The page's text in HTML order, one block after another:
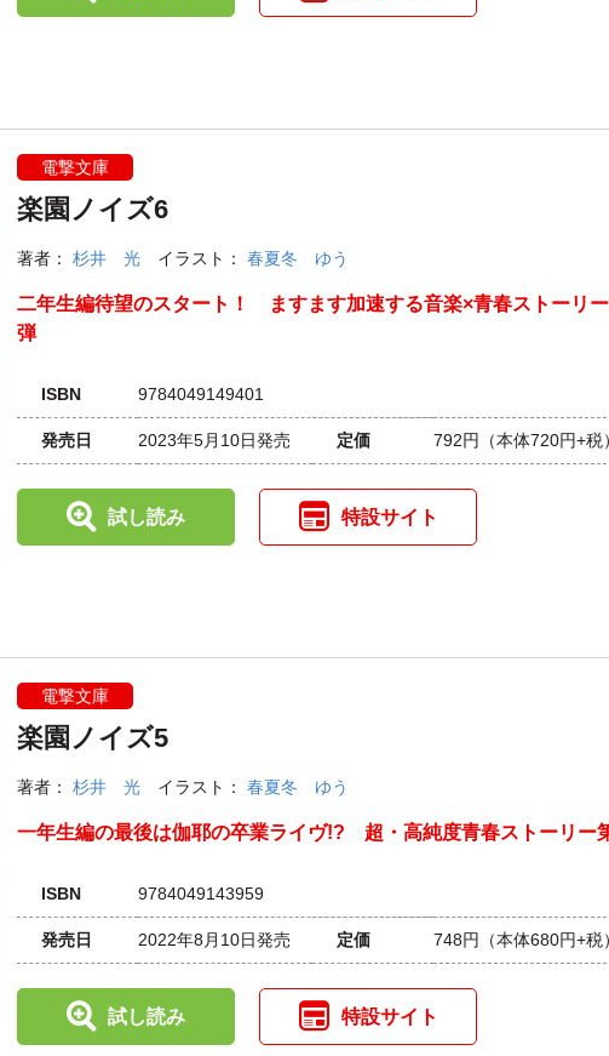
電撃文庫
楽園ノイズ6
著者： 杉井 光 イラスト： 春夏冬 ゆう
二年生編待望のスタート！ ますます加速する音楽×青春ストーリ
弾
ISBN 9784049149401
発売日 2023年5月10日発売 定価 792円 （本体720円+税
試し読み 特設サイト
電撃文庫
楽園ノイズ5
著者： 杉井 光 イラスト： 春夏冬 ゆう
一年生編の最後は伽耶の卒業ライヴ!? 超・高純度青春ストーリー
ISBN 9784049143959
発売日 2022年8月10日発売 定価 748円 （本体680円+税
試し読み 特設サイト